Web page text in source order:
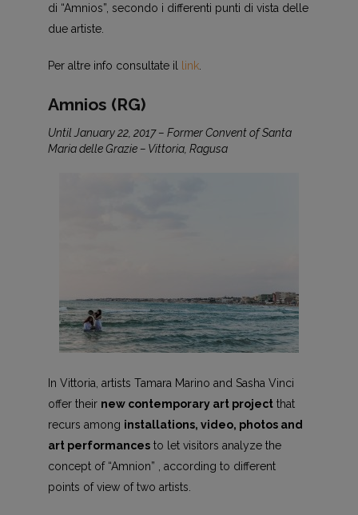
di “Amnios”, secondo i differenti punti di vista delle
due artiste.
Per altre info consultate il link.
Amnios (RG)
Until January 22, 2017 – Former Convent of Santa
Maria delle Grazie – Vittoria, Ragusa
In Vittoria, artists Tamara Marino and Sasha Vinci
offer their new contemporary art projectthat
recurs among installations, video, photos and
art performancesto let visitors analyze the
concept of “Amnion” , according to different
points of view of two artists.